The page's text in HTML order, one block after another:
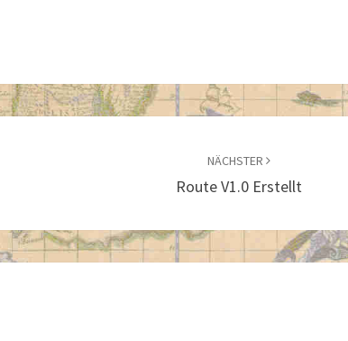
NÄCHSTER
Route V1.0 Erstellt